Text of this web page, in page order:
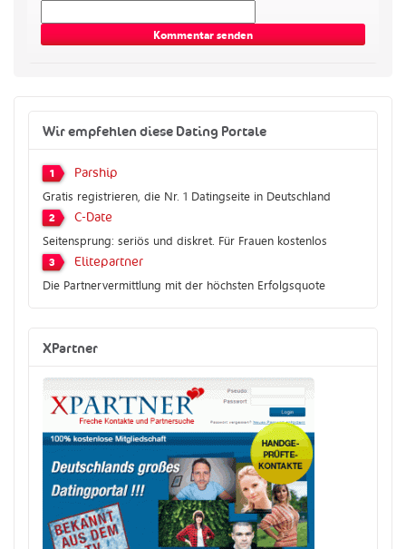
Wir empfehlen diese Dating Portale
1 Parship
Gratis registrieren, die Nr. 1 Datingseite in Deutschland
2 C-Date
Seitensprung: seriös und diskret. Für Frauen kostenlos
3 Elitepartner
Die Partnervermittlung mit der höchsten Erfolgsquote
XPartner